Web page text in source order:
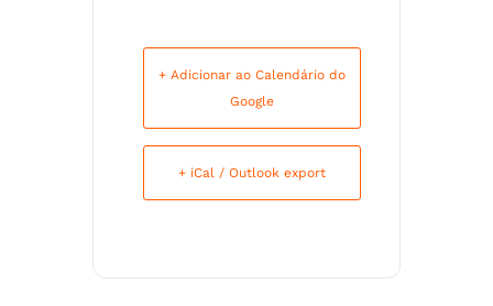
+ Adicionar ao Calendário do
Google
+ iCal / Outlook export